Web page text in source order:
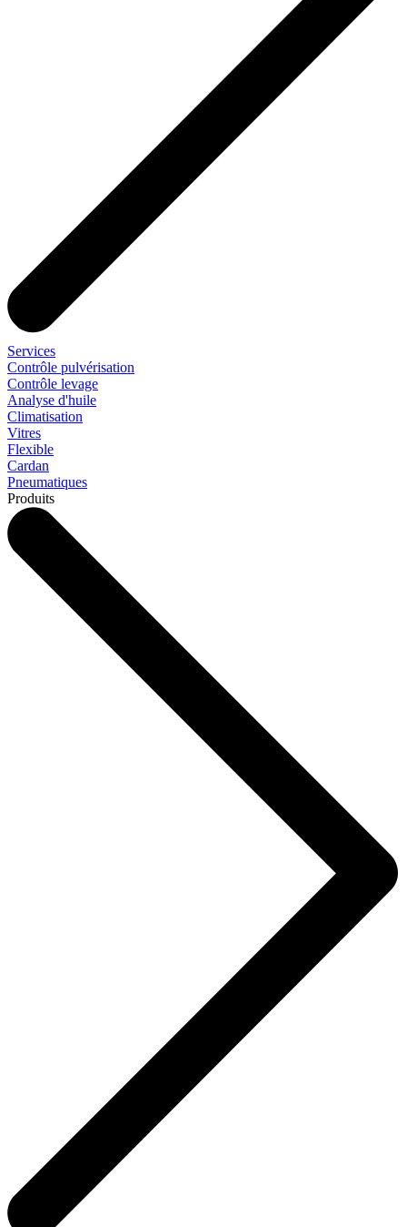
Services
Contrôle pulvérisation
Contrôle levage
Analyse d'huile
Climatisation
Vitres
Flexible
Cardan
Pneumatiques
Produits